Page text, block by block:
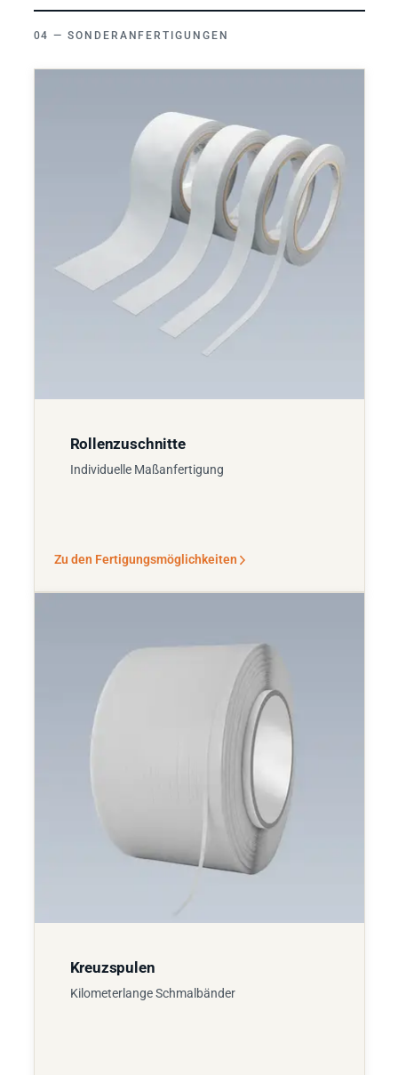
SONDERANFERTIGUNGEN
Rollenzuschnitte
Individuelle Maßanfertigung
Zu den Fertigungsmöglichkeiten
Kreuzspulen
Kilometerlange Schmalbänder